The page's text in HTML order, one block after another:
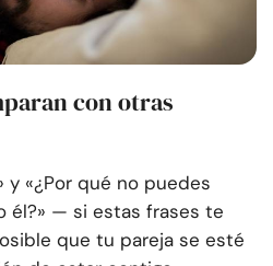
con otras
y «¿Por qué no puedes
él?» — si estas frases te
que tu pareja se esté